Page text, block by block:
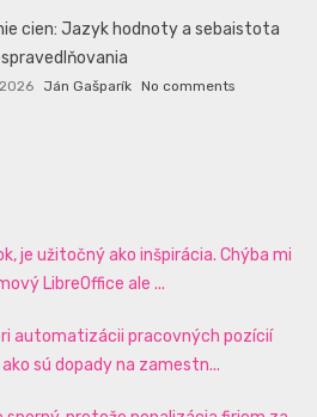
cien: Jazyk hodnoty a sebaistota
Ján Gašparík No comments
je užitočný ako inšpirácia. Chýba mi
LibreOffice ale ...
automatizácii pracovných pozícií
sú dopady na zamestn...